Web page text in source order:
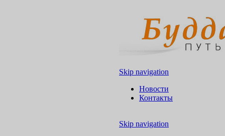
Skip navigation
Новости
Контакты
Skip navigation